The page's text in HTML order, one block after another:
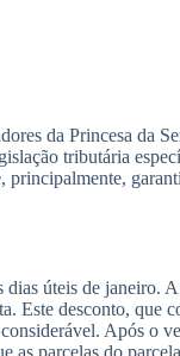
da Princesa da
tributária
principalmente,
úteis de janeiro.
Este desconto, que
Após o